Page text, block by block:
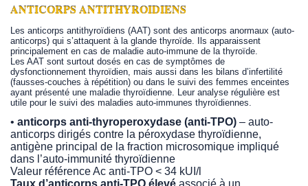
ANTICORPS ANTITHYROIDIENS
Les anticorps antithyroïdiens (AAT) sont des anticorps anormaux (auto-
anticorps) qui s’attaquent à la glande thyroïde. Ils apparaissent
principalement en cas de maladie auto-immune de la thyroïde.
Les AAT sont surtout dosés en cas de symptômes de
dysfonctionnement thyroïdien, mais aussi dans les bilans d’infertilité
(fausses-couches à répétition) ou dans le suivi des femmes enceintes
ayant présenté une maladie thyroïdienne. Leur analyse régulière est
utile pour le suivi des maladies auto-immunes thyroïdiennes.
•anticorps anti-thyroperoxydase (anti-TPO) – auto-
anticorps dirigés contre la péroxydase thyroïdienne,
antigène principal de la fraction microsomique impliqué
dans l’auto-immunité thyroïdienne
Valeur référence Ac anti-TPO < 34 kUI/l
Taux d’anticorps anti-TPO élevé associé à un